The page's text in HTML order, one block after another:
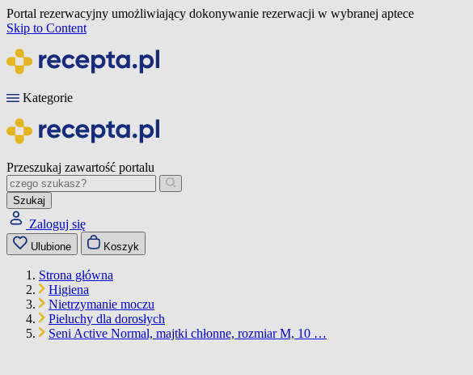
Portal rezerwacyjny umożliwiający dokonywanie rezerwacji w wybranej aptece
Skip to Content
Kategorie
Przeszukaj zawartość portalu
Szukaj
Zaloguj się
Ulubione Koszyk
Strona główna
Higiena
Nietrzymanie moczu
Pieluchy dla dorosłych
Seni Active Normal, majtki chłonne, rozmiar M, 10 …